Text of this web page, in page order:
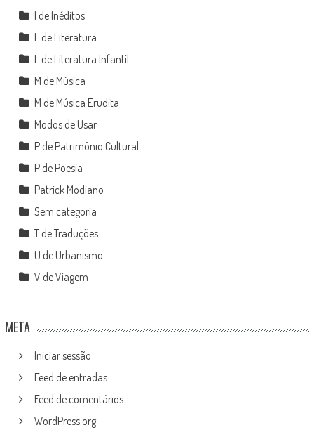
I de Inéditos
L de Literatura
L de Literatura Infantil
M de Música
M de Música Erudita
Modos de Usar
P de Patrimônio Cultural
P de Poesia
Patrick Modiano
Sem categoria
T de Traduções
U de Urbanismo
V de Viagem
META
Iniciar sessão
Feed de entradas
Feed de comentários
WordPress.org